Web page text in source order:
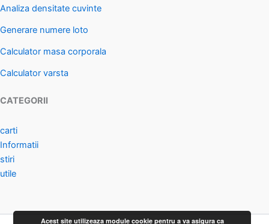
Analiza densitate cuvinte
Generare numere loto
Calculator masa corporala
Calculator varsta
CATEGORII
carti
Informatii
stiri
utile
Acest site utilizeaza module cookie pentru a va asigura ca